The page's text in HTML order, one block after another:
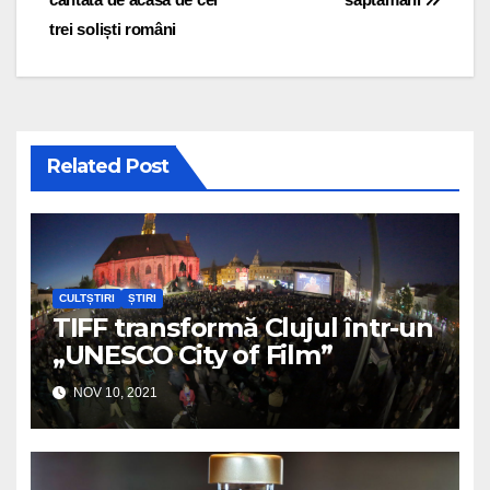
trei soliști români
Related Post
CULTȘTIRI ȘTIRI
TIFF transformă Clujul într-un
„UNESCO City of Film”
NOV 10, 2021